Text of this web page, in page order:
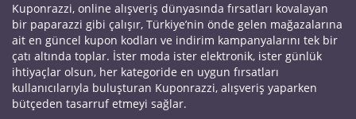
Kuponrazzi, online alışveriş dünyasında fırsatları kovalayan
bir paparazzi gibi çalışır, Türkiye’nin önde gelen mağazalarına
ait en güncel kupon kodları ve indirim kampanyalarını tek bir
çatı altında toplar. İster moda ister elektronik, ister günlük
ihtiyaçlar olsun, her kategoride en uygun fırsatları
kullanıcılarıyla buluşturan Kuponrazzi, alışveriş yaparken
bütçeden tasarruf etmeyi sağlar.